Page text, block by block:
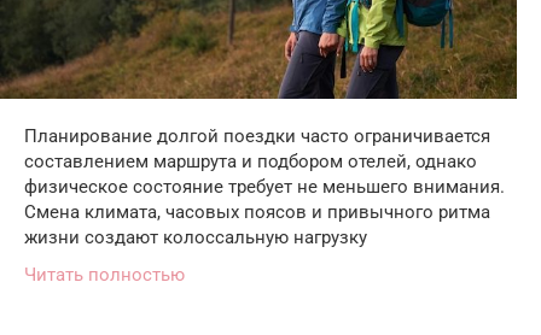
Планирование долгой поездки часто ограничивается
составлением маршрута и подбором отелей, однако
физическое состояние требует не меньшего внимания.
Смена климата, часовых поясов и привычного ритма
жизни создают колоссальную нагрузку
Читать полностью